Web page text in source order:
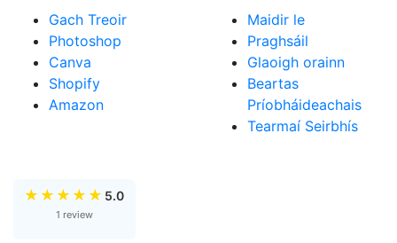
Gach Treoir
Photoshop
Canva
Shopify
Amazon
Maidir le
Praghsáil
Glaoigh orainn
Beartas
Príobháideachais
Tearmaí Seirbhís
★ ★ ★ ★ ★ 5.0
1 review